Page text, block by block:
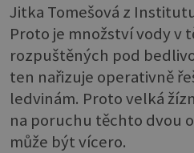
Jitka Tomešová z
Proto je množství vody v
rozpuštěných pod
ten nařizuje operativně
ledvinám. Proto velká
na poruchu těchto dvou
může být vícero.